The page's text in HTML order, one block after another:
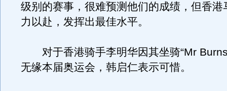
级别的赛事，很难预测他们的成绩，但香港
力以赴，发挥出最佳水平。
对于香港骑手李明华因其坐骑“Mr
无缘本届奥运会，韩启仁表示可惜。